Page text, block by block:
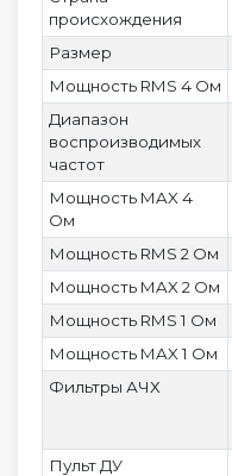
происхождения
Размер
Мощность RMS 4 Ом
Диапазон
воспроизводимых
частот
Мощность MAX 4
Ом
Мощность RMS 2 Ом
Мощность MAX 2 Ом
Мощность RMS 1 Ом
Мощность MAX 1 Ом
Фильтры АЧХ
Пульт ДУ